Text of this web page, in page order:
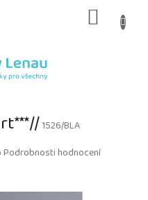
KOŠÍK
1526/BLA
Podrobnosti hodnocení